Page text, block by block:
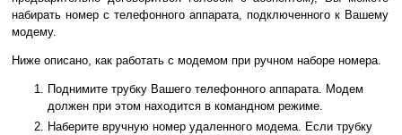
набирать номер с телефонного аппарата, подключенного к Вашему
модему.
Ниже описано, как работать с модемом при ручном наборе номера.
Поднимите трубку Вашего телефонного аппарата. Модем
должен при этом находится в командном режиме.
Наберите вручную номер удаленного модема. Если трубку